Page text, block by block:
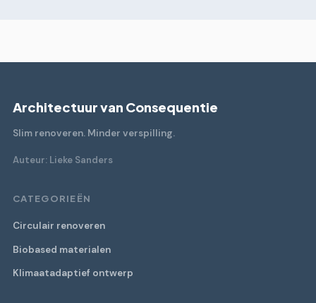
Architectuur van Consequentie
Slim renoveren. Minder verspilling.
Auteur: Lieke Sanders
CATEGORIEËN
Circulair renoveren
Biobased materialen
Klimaatadaptief ontwerp